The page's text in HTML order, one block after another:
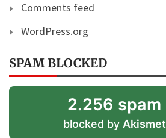
Comments feed
WordPress.org
SPAM BLOCKED
2.256 spam
blocked by Akismet